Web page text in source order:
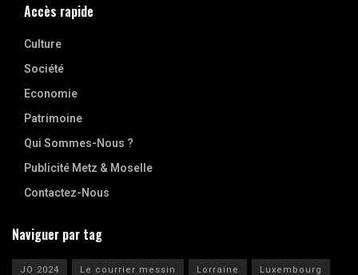
Accès rapide
Culture
Société
Economie
Patrimoine
Qui Sommes-Nous ?
Publicité Metz & Moselle
Contactez-Nous
Naviguer par tag
JO 2024 Le courrier messin Lorraine Luxembourg